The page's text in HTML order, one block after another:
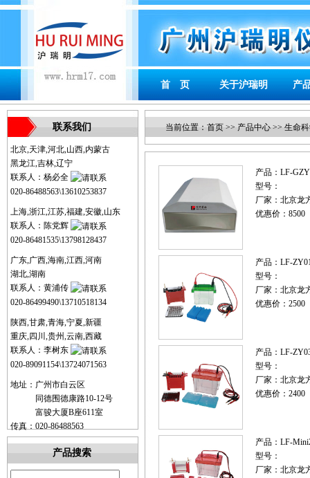
首 页 关于沪瑞明 产
联系我们
北京,天津,河北,山西,内蒙古
黑龙江,吉林,辽宁
联系人：杨必全
020-86488563\13610253837
上海,浙江,江苏,福建,安徽,山东
联系人：陈党辉
020-86481535\13798128437
广东,广西,海南,江西,河南
湖北,湖南
联系人：黄浦传
020-86499490\13710518134
陕西,甘肃,青海,宁夏,新疆
重庆,四川,贵州,云南,西藏
联系人：李树东
020-89091154\13724071563
地址：广州市白云区
同德围德康路10-12号
富骏大厦B座611室
传真：020-86488563
产品搜索
当前位置： 首页 >> 产品中心 >> 生命
产品： LF-
型号：
厂家： 北京龙
优惠价：8500
产品： LF-
型号：
厂家： 北京龙
优惠价：2500
产品： LF-
型号：
厂家： 北京龙
优惠价：2400
产品： LF-
型号：
厂家： 北京龙